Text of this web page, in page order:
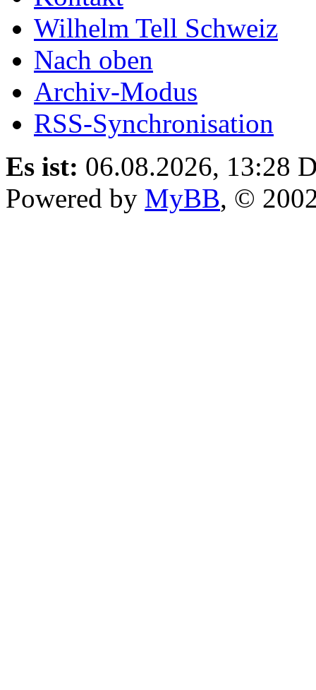
Wilhelm Tell Schweiz
Nach oben
Archiv-Modus
RSS-Synchronisation
Es ist: 06.08.2026, 13:28
Powered by MyBB, ©